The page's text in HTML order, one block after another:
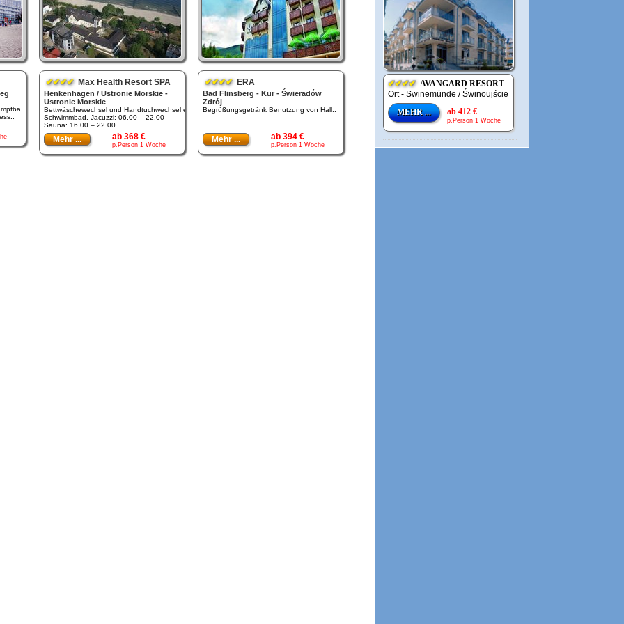
✔✔✔✔Max Health Resort SPA
Henkenhagen / Ustronie Morskie -
Ustronie Morskie
Bettwäschewechsel und Handtuchwechsel e..
Schwimmbad, Jacuzzi: 06.00 – 22.00
Sauna: 16.00 – 22.00
Mehr ... ab 368 €
p.Person 1 Woche
✔✔✔✔ERA
Bad Flinsberg - Kur - Świeradów
Zdrój
Begrüßungsgetränk Benutzung von Hall..
Mehr ... ab 394 €
p.Person 1 Woche
✔✔✔✔ AVANGARD RESORT
Ort - Swinemünde / Świnoujście
MEHR ...
ab 412 €
p.Person 1 Woche